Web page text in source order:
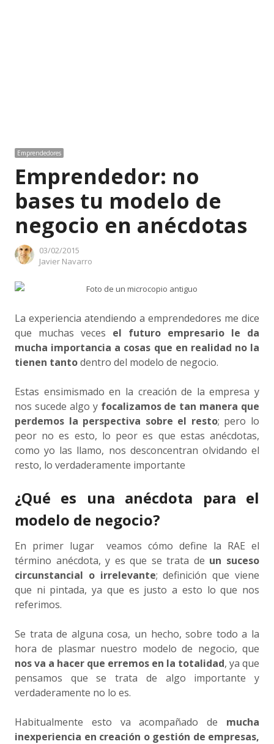
Emprendedores
Emprendedor: no
bases tu modelo de
negocio en anécdotas
03/02/2015
Author
Javier Navarro
La experiencia atendiendo a emprendedores me dice
que muchas veces el futuro empresario le da
mucha importancia a cosas que en realidad no la
tienen tantodentro del modelo de negocio.
Estas ensimismado en la creación de la empresa y
nos sucede algo y focalizamos de tan manera que
perdemos la perspectiva sobre el resto; pero lo
peor no es esto, lo peor es que estas anécdotas,
como yo las llamo, nos desconcentran olvidando el
resto, lo verdaderamente importante
¿Qué es una anécdota para el
modelo de negocio?
En primer lugar veamos cómo define la RAE el
término anécdota, y es que se trata de un suceso
circunstancial o irrelevante; definición que viene
que ni pintada, ya que es justo a esto lo que nos
referimos.
Se trata de alguna cosa, un hecho, sobre todo a la
hora de plasmar nuestro modelo de negocio, que
nos va a hacer que erremos en la totalidad, ya que
pensamos que se trata de algo importante y
verdaderamente no lo es.
Habitualmente esto va acompañado de mucha
inexperiencia en creación o gestión de empresas,